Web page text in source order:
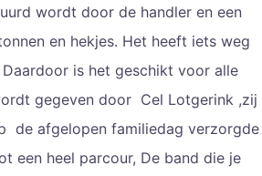
wordt door de handler en een
en hekjes. Het heeft iets weg
is het geschikt voor alle
gegeven door Cel Lotgerink ,zij
de afgelopen familiedag verzorgde
een heel parcour, De band die je